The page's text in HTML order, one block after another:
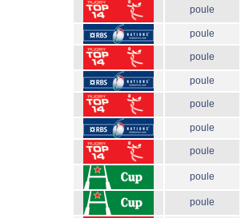
poule
poule
poule
poule
poule
poule
poule
poule
poule